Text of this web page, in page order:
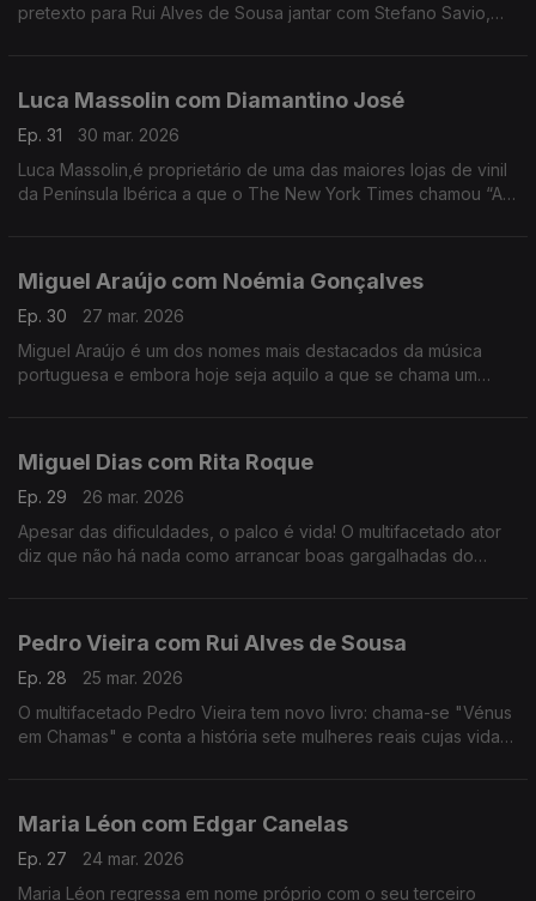
pretexto para Rui Alves de Sousa jantar com Stefano Savio,
Luca Massolin com Diamantino José
Ep. 31
30 mar. 2026
Luca Massolin,é proprietário de uma das maiores lojas de vinil
da Península Ibérica a que o The New York Times chamou “A
Miguel Araújo com Noémia Gonçalves
Ep. 30
27 mar. 2026
Miguel Araújo é um dos nomes mais destacados da música
portuguesa e embora hoje seja aquilo a que se chama um
Miguel Dias com Rita Roque
Ep. 29
26 mar. 2026
Apesar das dificuldades, o palco é vida! O multifacetado ator
diz que não há nada como arrancar boas gargalhadas do
Pedro Vieira com Rui Alves de Sousa
Ep. 28
25 mar. 2026
O multifacetado Pedro Vieira tem novo livro: chama-se "Vénus
em Chamas" e conta a história sete mulheres reais cujas vidas
Maria Léon com Edgar Canelas
Ep. 27
24 mar. 2026
Maria Léon regressa em nome próprio com o seu terceiro